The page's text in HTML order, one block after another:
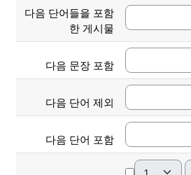
다음 단어들을 포함
한 게시물
다음 문장 포함
다음 단어 제외
다음 단어 포함
일
월